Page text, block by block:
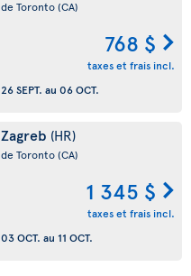
de Toronto(CA)
768 $
taxes et frais incl.
26 SEPT. au 06 OCT.
Zagreb (HR)
de Toronto(CA)
1 345 $
taxes et frais incl.
03 OCT. au 11 OCT.